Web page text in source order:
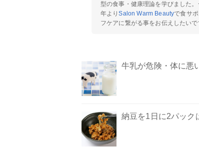
型の食事・健康理論を学びました。
年よりSalon Warm Beautyで食サ
フケアに繋がる事をお伝えしたいで
牛乳が危険・体に悪
納豆を1日に2パック